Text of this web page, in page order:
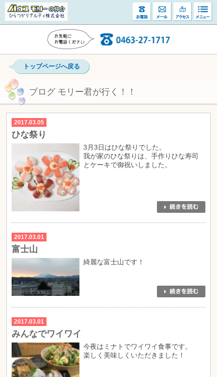
トップページへ戻る
ブログ モリー君が行く！！
2017.03.05
ひな祭り
3月3日はひな祭りでした。
我が家のひな祭りは、手作りひな寿司
とケーキで御祝いしました。
2017.03.01
富士山
綺麗な富士山です！
2017.03.01
みんなでワイワイ
今夜はミナトでワイワイ食事です。
楽しく美味しくいただきました！